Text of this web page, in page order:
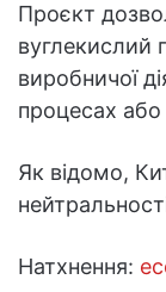
Проєкт
вуглекислий
виробничої
процесах або
Як відомо,
Натхнення: